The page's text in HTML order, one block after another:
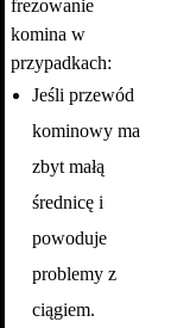
frezowanie
komina w
przypadkach:
Jeśli przewód
kominowy ma
zbyt małą
średnicę i
powoduje
problemy z
ciągiem.